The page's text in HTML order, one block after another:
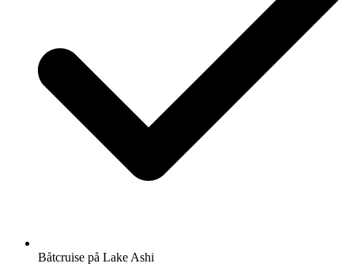
Båtcruise på Lake Ashi